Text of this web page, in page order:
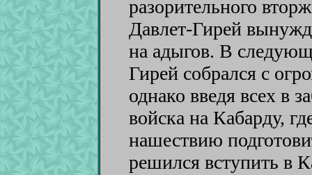
разорительного
Давлет-Гирей
на адыгов. В
Гирей собрался с
однако введя всех в
войска на Кабарду,
нашествию
решился вступить в